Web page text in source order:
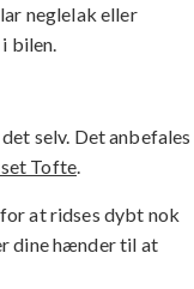
neglelak eller
bilen.
selv. Det anbefales
Tofte.
at ridses dybt nok
dine hænder til at